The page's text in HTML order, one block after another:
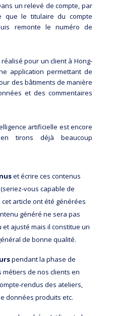
un relevé de compte, par
que le titulaire du compte
remonte le numéro de
pour un client à Hong-
application permettant de
des bâtiments de manière
et des commentaires
artificielle est encore
tirons déjà beaucoup
et écrire ces contenus
vous capable de
article ont été générées
généré ne sera pas
ajusté mais il constitue un
de bonne qualité.
pendant la phase de
de nos clients en
rendus des ateliers,
données produits etc.